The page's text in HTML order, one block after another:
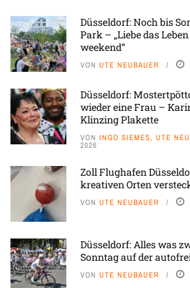
Düsseldorf: Noch bis
Park – „Liebe das
weekend“
VON UTE NEUBAUER
Düsseldorf:
wieder eine Frau –
Klinzing Plakette
VON INGO SIEMES, UTE
2026
Zoll Flughafen
kreativen Orten
VON UTE NEUBAUER
Düsseldorf: Alles was
Sonntag auf der
VON UTE NEUBAUER